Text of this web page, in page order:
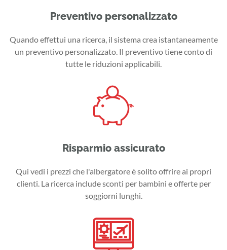
Preventivo personalizzato
Quando effettui una ricerca, il sistema crea istantaneamente
un preventivo personalizzato. Il preventivo tiene conto di
tutte le riduzioni applicabili.
Risparmio assicurato
Qui vedi i prezzi che l'albergatore è solito offrire ai propri
clienti. La ricerca include sconti per bambini e offerte per
soggiorni lunghi.